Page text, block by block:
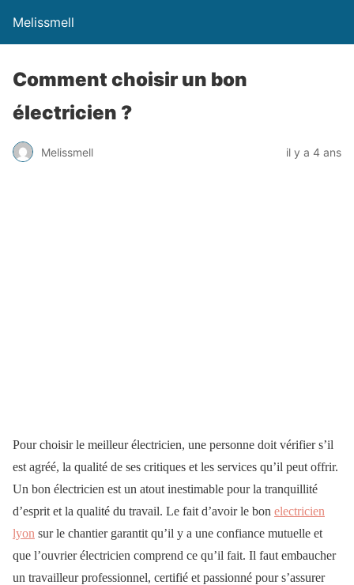
Melissmell
Comment choisir un bon
électricien ?
Melissmell il y a 4 ans
Pour choisir le meilleur électricien, une personne doit vérifier s’il
est agréé, la qualité de ses critiques et les services qu’il peut offrir.
Un bon électricien est un atout inestimable pour la tranquillité
d’esprit et la qualité du travail. Le fait d’avoir le bon electricien
lyon sur le chantier garantit qu’il y a une confiance mutuelle et
que l’ouvrier électricien comprend ce qu’il fait. Il faut embaucher
un travailleur professionnel, certifié et passionné pour s’assurer